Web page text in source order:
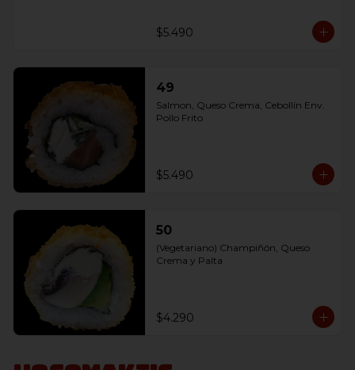
$5.490
49
Salmon, Queso Crema, Cebollín Env.
Pollo Frito
$5.490
50
(Vegetariano) Champiñón, Queso
Crema y Palta
$4.290